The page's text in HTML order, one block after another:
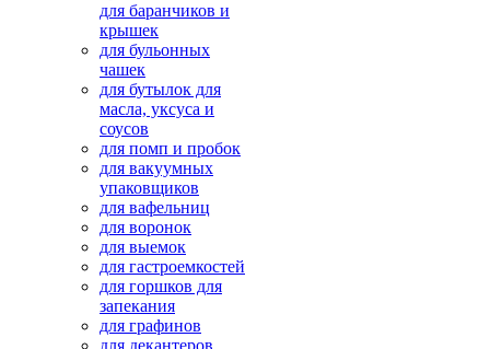
для баранчиков и
крышек
для бульонных
чашек
для бутылок для
масла, уксуса и
соусов
для помп и пробок
для вакуумных
упаковщиков
для вафельниц
для воронок
для выемок
для гастроемкостей
для горшков для
запекания
для графинов
для декантеров